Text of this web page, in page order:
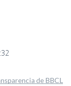
de BBCL